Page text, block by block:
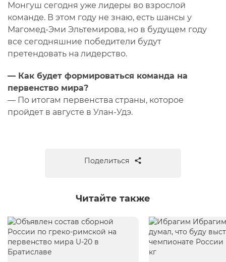
Монгуш сегодня уже лидеры во взрослой
команде. В этом году не знаю, есть шансы у
Магомед-Эми Эльтемирова, но в будущем году
все сегодняшние победители будут
претендовать на лидерство.
— Как будет формироваться команда на
первенство мира?
— По итогам первенства страны, которое
пройдет в августе в Улан-Удэ.
Поделиться
Читайте также